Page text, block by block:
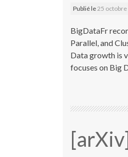
Publié le25
BigDataFr
Parallel, and
Data growth is
focuses on Big